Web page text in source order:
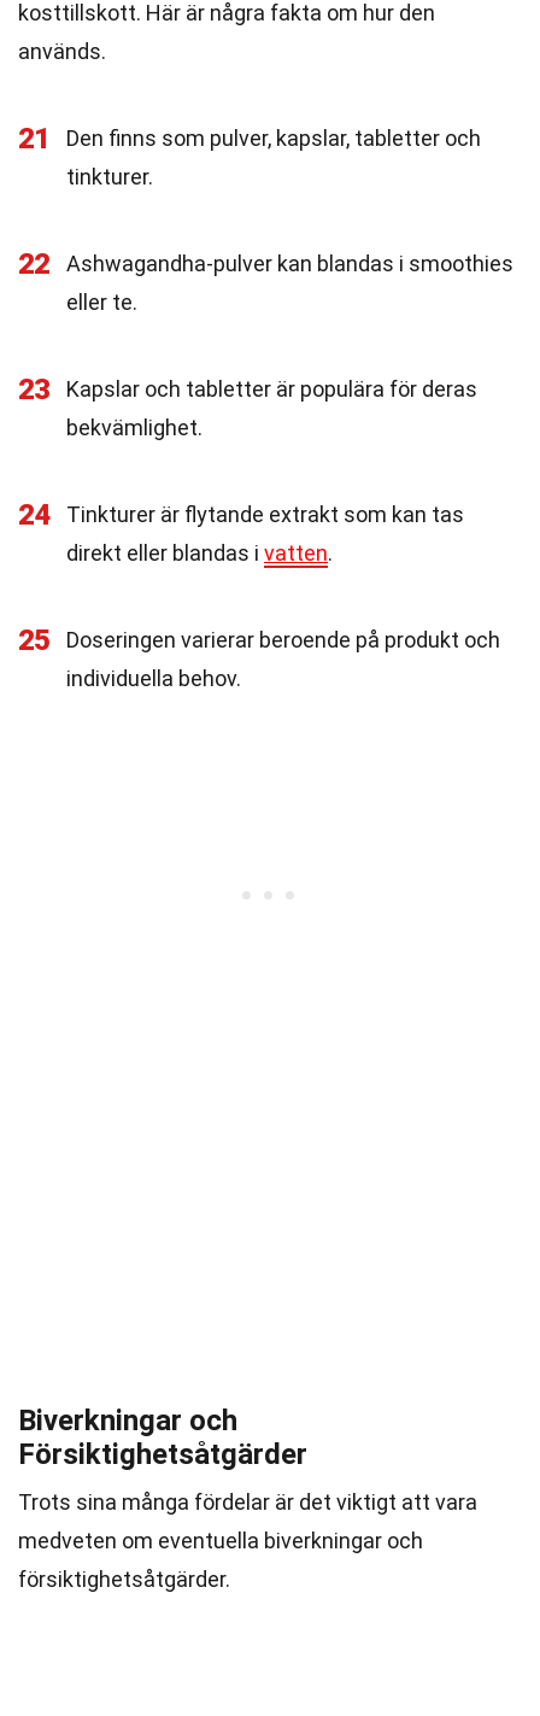
kosttillskott. Här är några fakta om hur den
används.
21
Den finns som pulver, kapslar, tabletter och
tinkturer.
22
Ashwagandha-pulver kan blandas i smoothies
eller te.
23
Kapslar och tabletter är populära för deras
bekvämlighet.
24
Tinkturer är flytande extrakt som kan tas
direkt eller blandas i vatten.
25
Doseringen varierar beroende på produkt och
individuella behov.
Biverkningar och
Försiktighetsåtgärder
Trots sina många fördelar är det viktigt att vara
medveten om eventuella biverkningar och
försiktighetsåtgärder.